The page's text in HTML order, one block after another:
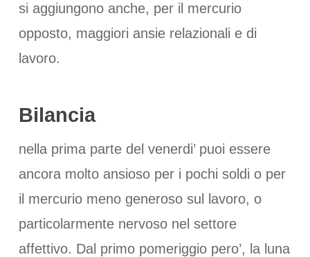
si aggiungono anche, per il mercurio
opposto, maggiori ansie relazionali e di
lavoro.
Bilancia
nella prima parte del venerdi’ puoi essere
ancora molto ansioso per i pochi soldi o per
il mercurio meno generoso sul lavoro, o
particolarmente nervoso nel settore
affettivo. Dal primo pomeriggio pero’, la luna